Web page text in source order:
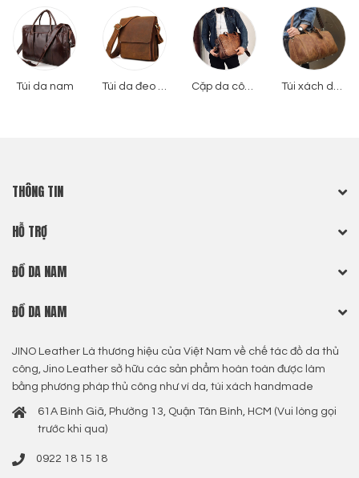
Túi da nam
THÔNG TIN
HỖ TRỢ
ĐỒ DA NAM
ĐỒ DA NAM
JINO Leather Là thương hiệu của Việt Nam về chế tác đồ da thủ
công, Jino Leather sở hữu các sản phẩm hoàn toàn được làm
bằng phương pháp thủ công như ví da, túi xách handmade
61A Bình Giã, Phường 13, Quận Tân Bình, HCM (Vui lòng gọi
trước khi qua)
0922 18 15 18